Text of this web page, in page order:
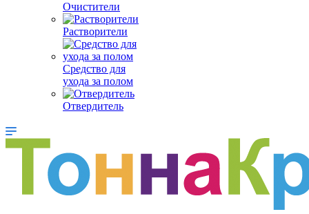
Очистители
Растворители
Средство для
ухода за полом
Отвердитель